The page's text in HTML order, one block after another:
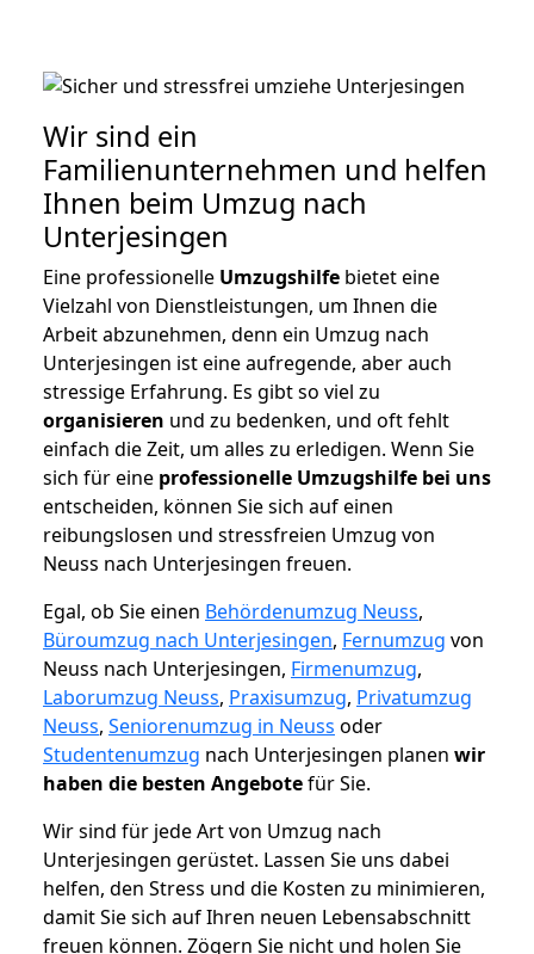
Wir sind ein
Familienunternehmen und helfen
Ihnen beim Umzug nach
Unterjesingen
Eine professionelle Umzugshilfe bietet eine
Vielzahl von Dienstleistungen, um Ihnen die
Arbeit abzunehmen, denn ein Umzug nach
Unterjesingen ist eine aufregende, aber auch
stressige Erfahrung. Es gibt so viel zu
organisieren und zu bedenken, und oft fehlt
einfach die Zeit, um alles zu erledigen. Wenn Sie
sich für eine professionelle Umzugshilfe bei uns
entscheiden, können Sie sich auf einen
reibungslosen und stressfreien Umzug von
Neuss nach Unterjesingen freuen.
Egal, ob Sie einen Behördenumzug Neuss,
Büroumzug nach Unterjesingen, Fernumzug von
Neuss nach Unterjesingen, Firmenumzug,
Laborumzug Neuss, Praxisumzug, Privatumzug
Neuss, Seniorenumzug in Neuss oder
Studentenumzug nach Unterjesingen planen wir
haben die besten Angebotefür Sie.
Wir sind für jede Art von Umzug nach
Unterjesingen gerüstet. Lassen Sie uns dabei
helfen, den Stress und die Kosten zu minimieren,
damit Sie sich auf Ihren neuen Lebensabschnitt
freuen können. Zögern Sie nicht und holen Sie